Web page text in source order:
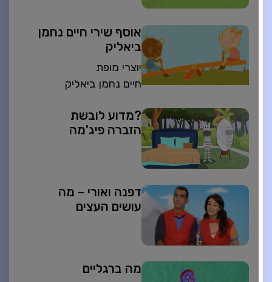
אוסף שירי חיים נחמן
ביאליק
יוצרי מופת
חיים נחמן ביאליק
?מדוע לובשת
הזברה פיג'מה
דפנה ואורי – מה
עושים העצים
מה ברגליים